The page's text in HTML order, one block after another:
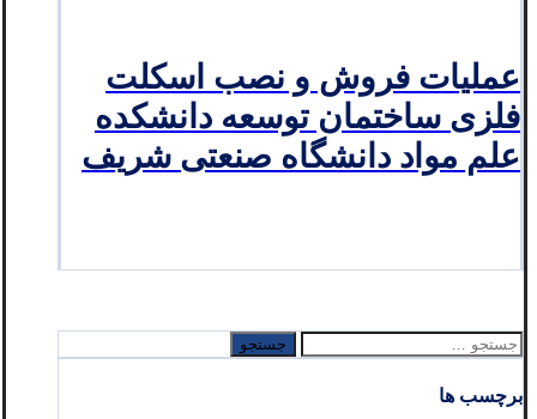
عملیات فروش و نصب اسکلت
فلزی ساختمان توسعه دانشکده
علم مواد دانشگاه صنعتی شریف
جستجو
برای:
برچسب ها